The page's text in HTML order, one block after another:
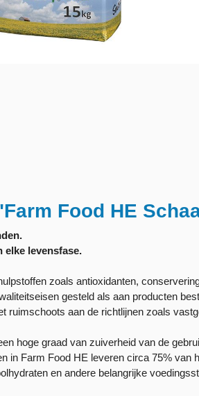
Food HE
elke levensfase.
zoals antioxidanten,
gesteld als aan producten
ruimschoots aan de richtlijnen zoals
hoge graad van zuiverheid van de
in Farm Food HE leveren circa 75%
en andere belangrijke